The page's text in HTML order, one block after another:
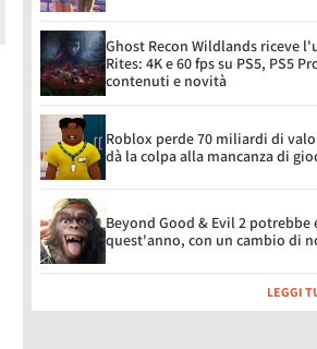
Ghost Recon Wildlands riceve
Rites: 4K e 60 fps su PS5, PS5
contenuti e novità
Roblox perde 70 miliardi di
dà la colpa alla mancanza di
Beyond Good & Evil 2 potrebbe
quest'anno, con un cambio di
LEGGI